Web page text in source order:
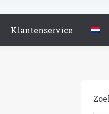
Klantenservice